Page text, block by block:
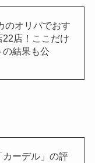
のオリパでおす
店！ここだけ
結果も公
カーデル」の評